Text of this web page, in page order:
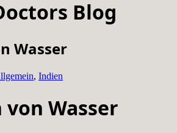
Blog
Wasser
, Indien
Wasser